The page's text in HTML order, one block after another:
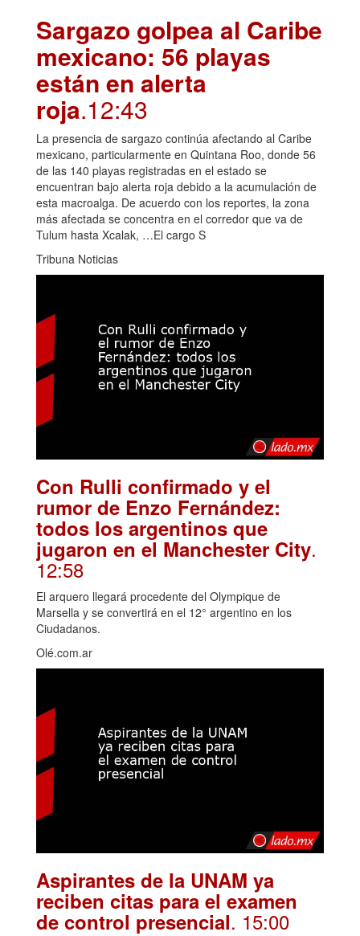
Sargazo golpea al Caribe
mexicano: 56 playas
están en alerta
roja.12:43
La presencia de sargazo continúa afectando al Caribe
mexicano, particularmente en Quintana Roo, donde 56
de las 140 playas registradas en el estado se
encuentran bajo alerta roja debido a la acumulación de
esta macroalga. De acuerdo con los reportes, la zona
más afectada se concentra en el corredor que va de
Tulum hasta Xcalak, …El cargo S
Tribuna Noticias
Con Rulli confirmado y el
rumor de Enzo Fernández:
todos los argentinos que
jugaron en el Manchester City.
12:58
El arquero llegará procedente del Olympique de
Marsella y se convertirá en el 12° argentino en los
Ciudadanos.
Olé.com.ar
Aspirantes de la UNAM ya
reciben citas para el examen
de control presencial. 15:00